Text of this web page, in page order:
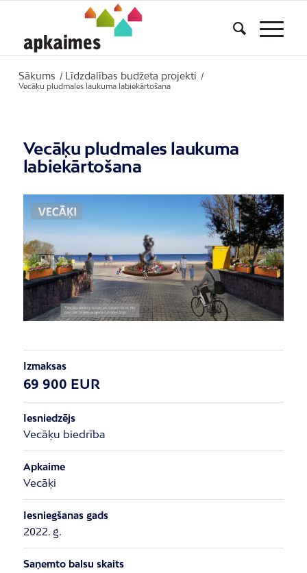
Sākums / Līdzdalības budžeta projekti
/
Vecāķu pludmales laukuma labiekārtošana
Vecāķu pludmales laukuma
labiekārtošana
Izmaksas
69 900 EUR
Iesniedzējs
Vecāķu biedrība
Apkaime
Vecāķi
Iesniegšanas gads
2022. g.
Saņemto balsu skaits